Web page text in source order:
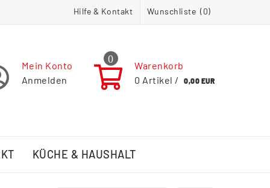
Hilfe & Kontakt Wunschliste (0)
Mein Konto
Anmelden
0
Warenkorb
0 Artikel / 0,00 EUR
KÜCHE & HAUSHALT